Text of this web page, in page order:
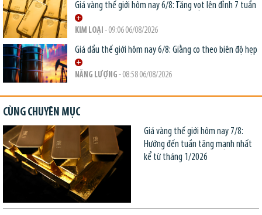
Giá vàng thế giới hôm nay 6/8: Tăng vọt lên đỉnh 7 tuần
KIM LOẠI - 09:06 06/08/2026
Giá dầu thế giới hôm nay 6/8: Giằng co theo biên độ hẹp
NĂNG LƯỢNG - 08:58 06/08/2026
CÙNG CHUYÊN MỤC
Giá vàng thế giới hôm nay 7/8:
Hướng đến tuần tăng mạnh nhất
kể từ tháng 1/2026